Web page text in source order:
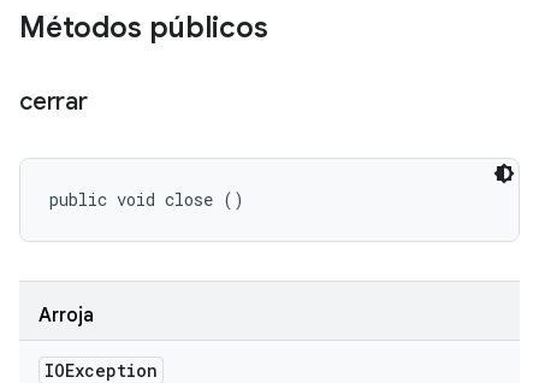
Métodos públicos
cerrar
public void close ()
Arroja
IOException